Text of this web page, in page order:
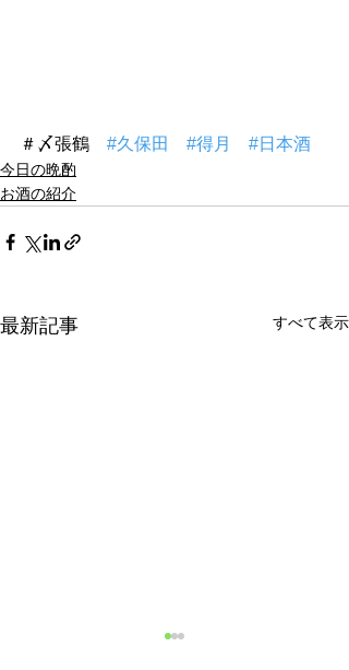
＃〆張鶴 #久保田 #得月 #日本酒
今日の晩酌
お酒の紹介
最新記事 すべて表示